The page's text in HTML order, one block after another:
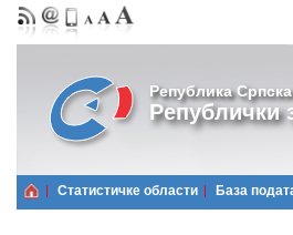
Република Српска
Републички
Статистичке области Базa